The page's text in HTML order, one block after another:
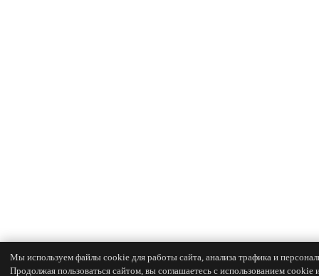
Мы используем файлы cookie для работы сайта, анализа трафика и
Продолжая пользоваться сайтом, вы соглашаетесь с использованием cookie